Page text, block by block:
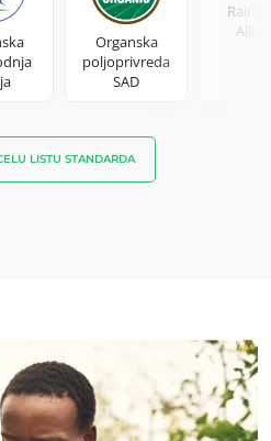
LISTU STANDARDA
Organska
poljoprivreda
SAD